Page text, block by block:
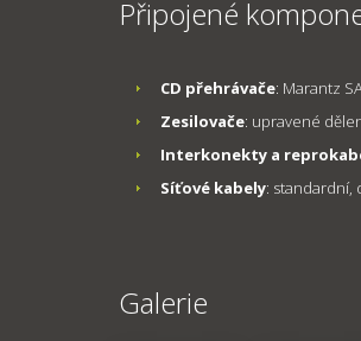
Připojené
CD přehrávače: Marantz
Zesilovače: upravené
Interkonekty a
Síťové kabely: standardní,
Galerie